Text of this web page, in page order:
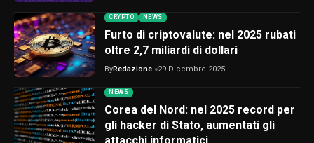
CRYPTO NEWS
Furto di criptovalute: nel 2025 rubati
oltre 2,7 miliardi di dollari
ByRedazione 29 Dicembre 2025
NEWS
Corea del Nord: nel 2025 record per
gli hacker di Stato, aumentati gli